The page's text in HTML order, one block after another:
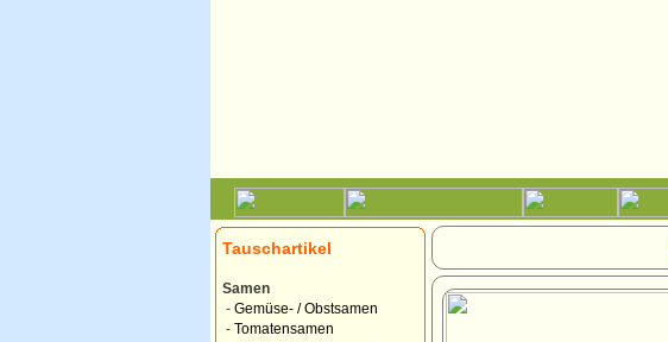
Tauschartikel
Samen
- Gemüse- / Obstsamen
- Tomatensamen